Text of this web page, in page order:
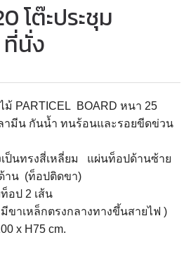
โต๊ะประชุม
นั่ง
ม้ PARTICEL BOARD หนา 25
ามีน กันน้ำ ทนร้อนและรอยขีดข่วน
ป็นทรงสี่เหลี่ยม แผ่นท็อปด้านซ้าย
าน (ท็อปติดขา)
อป 2 เส้น
ขาเหล็กตรงกลางทางขึ้นสายไฟ )
x H75 cm.